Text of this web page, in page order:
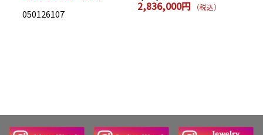
050126107
2,836,000円 （税込）